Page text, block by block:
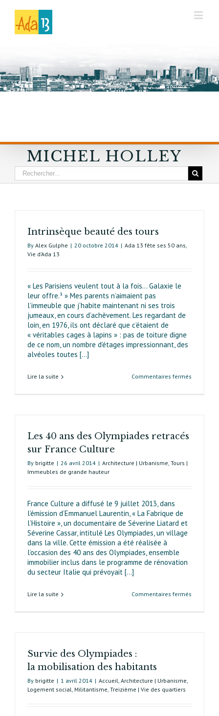
MICHEL HOLLEY
Intrinsèque beauté des tours
By Alex Gulphe | 20 octobre 2014 | Ada 13 fête ses 50 ans,
Vie d’Ada 13
« Les Parisiens veulent tout à la fois… Galaxie le
leur offre.¹ » Mes parents n’aimaient pas
l’immeuble que j’habite maintenant ni ses trois
jumeaux, en cours d’achèvement. Les regardant de
loin, en 1976, ils ont déclaré que c’étaient de
« véritables cages à lapins » : pas de toiture digne
de ce nom, un nombre d’étages impressionnant, des
alvéoles toutes [...]
Lire la suite Commentaires fermés
Les 40 ans des Olympiades retracés
sur France Culture
By brigitte | 26 avril 2014 | Architecture | Urbanisme, Tours |
Immeubles de grande hauteur
France Culture a diffusé le 9 juillet 2013, dans
l’émission d’Emmanuel Laurentin, « La Fabrique de
l’Histoire », un documentaire de Séverine Liatard et
Séverine Cassar, intitulé Les Olympiades, un village
dans la ville. Cette émission a été réalisée à
l’occasion des 40 ans des Olympiades, ensemble
immobilier inclus dans le programme de rénovation
du secteur Italie qui prévoyait [...]
Lire la suite Commentaires fermés
Survie des Olympiades :
la mobilisation des habitants
By brigitte | 1 avril 2014 | Accueil, Architecture | Urbanisme,
Logement social, Militantisme, Treizième | Vie des quartiers